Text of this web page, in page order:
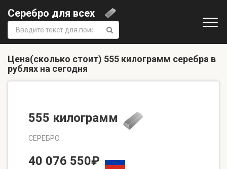
Серебро для всех
Поиск:
Цена(сколько стоит) 555 килограмм серебра в
рублях на сегодня
555 килограмм
СЕРЕБРО
40 076 550₽